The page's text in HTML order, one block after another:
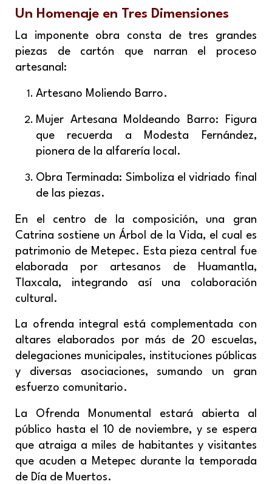
Un Homenaje en Tres Dimensiones
La imponente obra consta de tres grandes
piezas de cartón que narran el proceso
artesanal:
Artesano Moliendo Barro.
Mujer Artesana Moldeando Barro: Figura
que recuerda a Modesta Fernández,
pionera de la alfarería local.
Obra Terminada: Simboliza el vidriado final
de las piezas.
En el centro de la composición, una gran
Catrina sostiene un Árbol de la Vida, el cual es
patrimonio de Metepec. Esta pieza central fue
elaborada por artesanos de Huamantla,
Tlaxcala, integrando así una colaboración
cultural.
La ofrenda integral está complementada con
altares elaborados por más de 20 escuelas,
delegaciones municipales, instituciones públicas
y diversas asociaciones, sumando un gran
esfuerzo comunitario.
La Ofrenda Monumental estará abierta al
público hasta el 10 de noviembre, y se espera
que atraiga a miles de habitantes y visitantes
que acuden a Metepec durante la temporada
de Día de Muertos.